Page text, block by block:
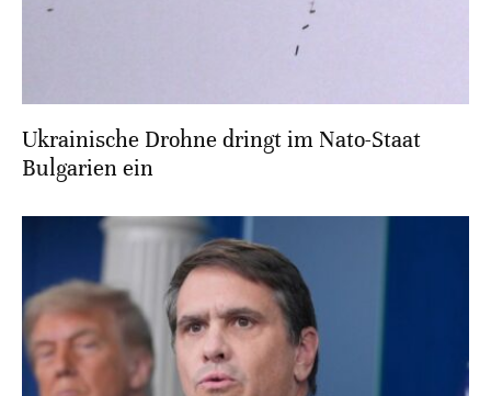
Ukrainische Drohne dringt im Nato-Staat
Bulgarien ein